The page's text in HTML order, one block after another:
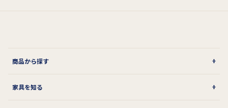
商品から探す
家具を知る